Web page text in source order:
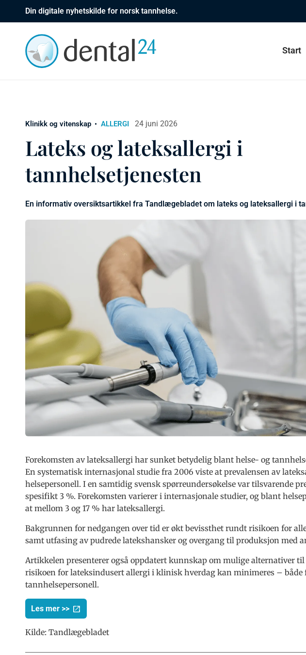
Din digitale nyhetskilde for norsk tannhelse.
Start
Klinikk og vitenskap ALLERGI 24 juni 2026
Lateks og lateksallergi i
tannhelsetjenesten
En informativ oversiktsartikkel fra Tandlægebladet om lateks og lateksallergi i
Forekomsten av lateksallergi har sunket betydelig blant helse- og
En systematisk internasjonal studie fra 2006 viste at prevalensen av
helsepersonell. I en samtidig svensk spørreundersøkelse var tilsvarende
spesifikt 3 %. Forekomsten varierer i internasjonale studier, og blant
at mellom 3 og 17 % har lateksallergi.
Bakgrunnen for nedgangen over tid er økt bevissthet rundt risikoen for
samt utfasing av pudrede latekshansker og overgang til produksjon med
Artikkelen presenterer også oppdatert kunnskap om mulige alternativer
risikoen for lateksindusert allergi i klinisk hverdag kan minimeres – både
tannhelsepersonell.
Les mer >>
Kilde: Tandlægebladet